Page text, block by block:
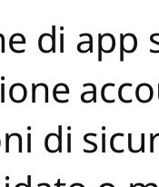
di app
di